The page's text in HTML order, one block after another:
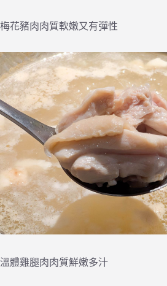
梅花豬肉肉質軟嫩又有彈性
溫體雞腿肉肉質鮮嫩多汁